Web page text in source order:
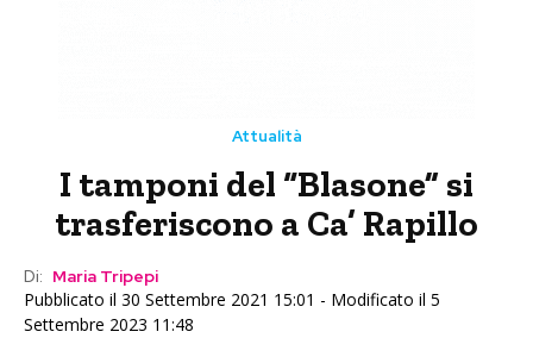
Attualità
I tamponi del “Blasone” si
trasferiscono a Ca’ Rapillo
Di: Maria Tripepi
Pubblicato il 30 Settembre 2021 15:01 - Modificato il 5
Settembre 2023 11:48